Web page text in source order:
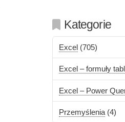
Kategorie
Excel (705)
Excel – formuły
Excel – Power
Przemyślenia (4)